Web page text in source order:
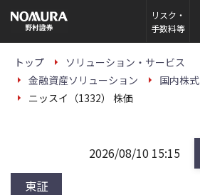
の
ー
リスク・
手数料等
トップ
ソリューション・サービス
金融資産ソリューション
国内株式
ニッスイ（1332） 株価
東証
2026/08/10 15:15